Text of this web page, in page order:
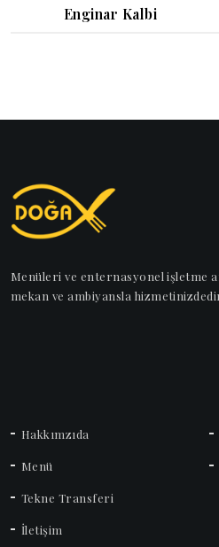
Enginar Kalbi
Menüleri ve enternasyonel işletme
mekan ve ambiyansla
Hakkımzıda
Menü
Tekne Transferi
İletişim